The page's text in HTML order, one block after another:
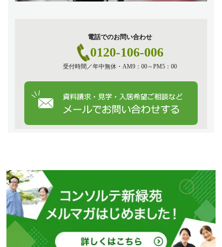
電話でのお問い合わせ
0120-106-006
受付時間／年中無休・AM9：00～PM5：00